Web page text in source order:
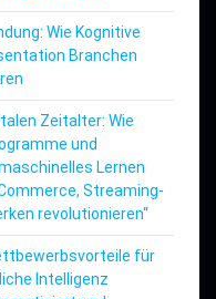
Wie Kognitive
Branchen
Zeitalter: Wie
und
Lernen
Streaming-
revolutionieren“
für
Intelligenz